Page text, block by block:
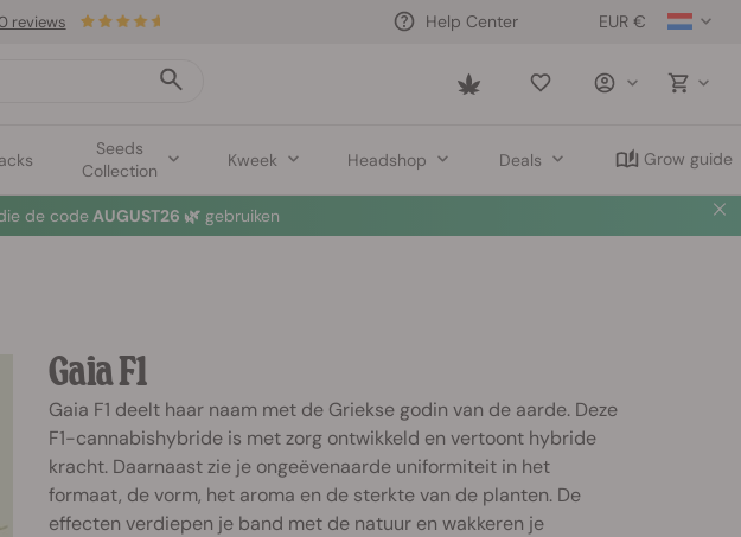
EUR €
Help Center
Saved
Seeds
Collection
Kweek Headshop Deals Grow guide
reviews
de code AUGUST26 🌿 gebruiken
Gaia F1
Gaia F1 deelt haar naam met de Griekse godin van de aarde. Deze
F1-cannabishybride is met zorg ontwikkeld en vertoont hybride
kracht. Daarnaast zie je ongeëvenaarde uniformiteit in het
formaat, de vorm, het aroma en de sterkte van de planten. De
effecten verdiepen je band met de natuur en wakkeren je